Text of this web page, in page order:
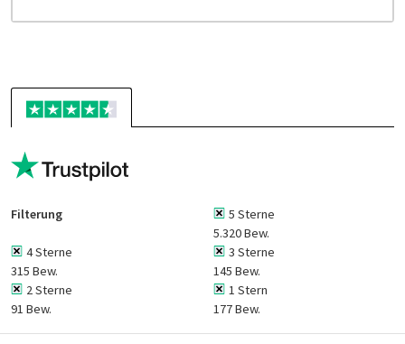
Filterung
5 Sterne
5.320 Bew.
4 Sterne
315 Bew.
3 Sterne
145 Bew.
2 Sterne
91 Bew.
1 Stern
177 Bew.